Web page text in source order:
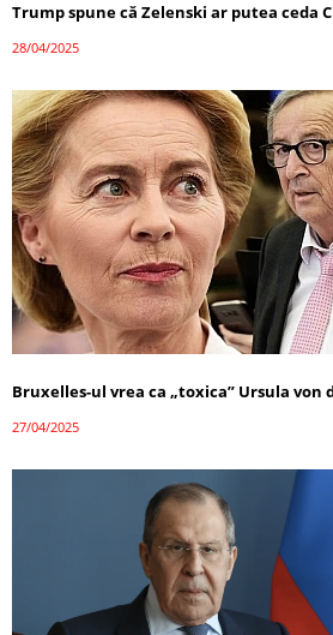
Trump spune că Zelenski ar putea ceda
28/04/2025
Bruxelles-ul vrea ca „toxica” Ursula von
27/04/2025